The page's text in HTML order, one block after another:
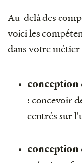
Au-delà des
voici les
dans votre métier
conception
: concevoir
centrés sur